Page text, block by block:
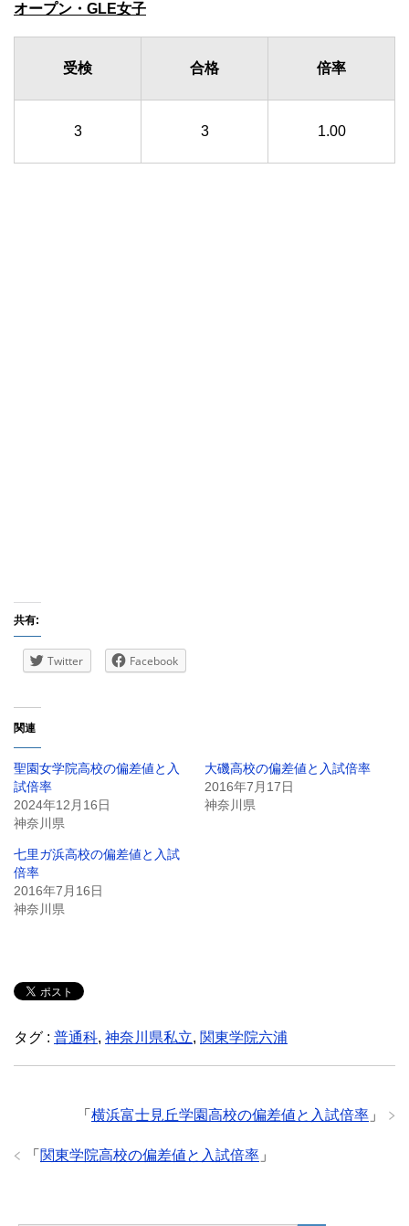
オープン・GLE女子
受検 合格 倍率
3 3 1.00
共有:
Twitter Facebook
関連
聖園女学院高校の偏差値と入
試倍率
2024年12月16日
神奈川県
大磯高校の偏差値と入試倍率
2016年7月17日
神奈川県
七里ガ浜高校の偏差値と入試
倍率
2016年7月16日
神奈川県
タグ : 普通科, 神奈川県私立, 関東学院六浦
「 横浜富士見丘学園高校の偏差値と入試倍率 」
「 関東学院高校の偏差値と入試倍率 」